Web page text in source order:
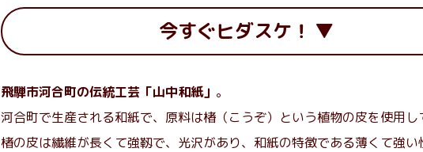
今すぐヒダスケ！
飛騨市河合町の伝統工芸「山中和紙」 。
河合町で生産される和紙で、原料は楮（こうぞ）という植物の皮を使用し
楮の皮は繊維が長くて強靱で、光沢があり、和紙の特徴である薄くて強い